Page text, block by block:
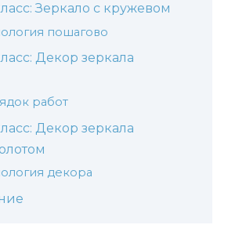
Зеркало c кружевом
пошагово
Декор зеркала
работ
Декор зеркала
декора